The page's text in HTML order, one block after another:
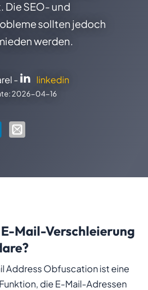
SEO- und
sollten jedoch
werden.
- linkedin
2026-04-16
Mail-Verschleierung
Address Obfuscation ist eine
die E-Mail-Adressen